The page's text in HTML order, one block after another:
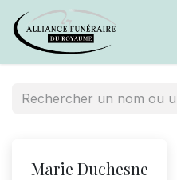
Marie Duchesne